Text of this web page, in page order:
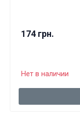
174 грн.
Нет в наличии